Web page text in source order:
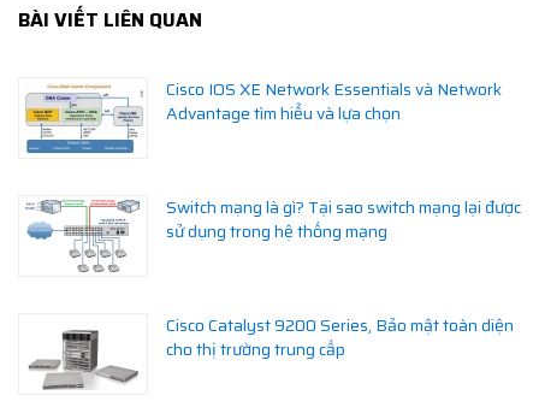
BÀI VIẾT LIÊN QUAN
Cisco IOS XE Network Essentials và Network
Advantage tìm hiểu và lựa chọn
Switch mạng là gì? Tại sao switch mạng lại được
sử dụng trong hệ thống mạng
Cisco Catalyst 9200 Series, Bảo mật toàn diện
cho thị trường trung cấp